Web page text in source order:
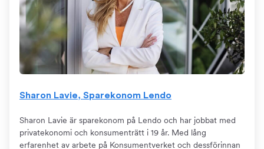
Sharon Lavie, Sparekonom Lendo
Sharon Lavie är sparekonom på Lendo och har jobbat med
privatekonomi och konsumenträtt i 19 år. Med lång
erfarenhet av arbete på Konsumentverket och dessförinnan